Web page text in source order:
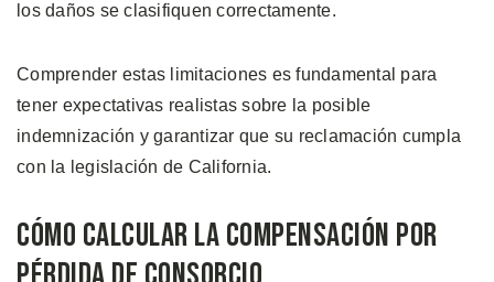
los daños se clasifiquen correctamente.
Comprender estas limitaciones es fundamental para
tener expectativas realistas sobre la posible
indemnización y garantizar que su reclamación cumpla
con la legislación de California.
Cómo Calcular La Compensación Por